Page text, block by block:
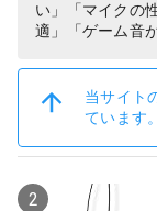
い」「マイクの
適」「ゲーム音
当サイト
ています。
2